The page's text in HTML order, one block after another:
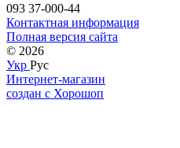
093 37-000-44
Контактная информация
Полная версия сайта
© 2026
Укр Рус
Интернет-магазин
создан с Хорошоп